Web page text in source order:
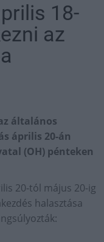
18-
az
általános
április 20-án
(OH) pénteken
20-tól május 20-ig
halasztása